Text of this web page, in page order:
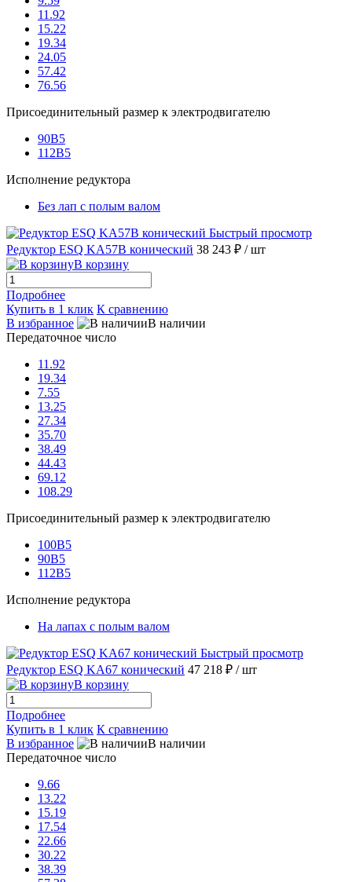
11.92
15.22
19.34
24.05
57.42
76.56
Присоединительный размер к электродвигателю
90B5
112B5
Исполнение редуктора
Без лап с полым валом
Быстрый просмотр
Редуктор ESQ KA57B конический 38 243 ₽ / шт
В корзину
Подробнее
Купить в 1 клик К сравнению
В избранное
В наличии
Передаточное число
11.92
19.34
7.55
13.25
27.34
35.70
38.49
44.43
69.12
108.29
Присоединительный размер к электродвигателю
100B5
90B5
112B5
Исполнение редуктора
На лапах с полым валом
Быстрый просмотр
Редуктор ESQ KA67 конический 47 218 ₽ / шт
В корзину
Подробнее
Купить в 1 клик К сравнению
В избранное
В наличии
Передаточное число
9.66
13.22
15.19
17.54
22.66
30.22
38.39